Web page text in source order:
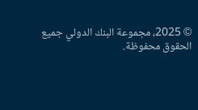
© 2025، مجموعة البنك الدولي جميع
محفوظة.